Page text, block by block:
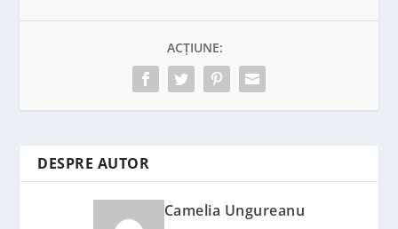
ACȚIUNE:
DESPRE AUTOR
Camelia Ungureanu